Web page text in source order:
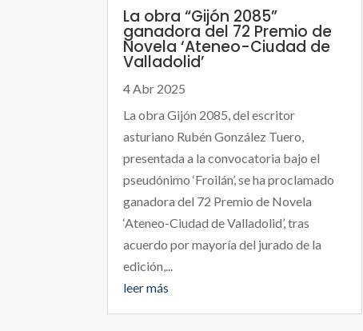
La obra “Gijón 2085”
ganadora del 72 Premio de
Novela ‘Ateneo-Ciudad de
Valladolid’
4 Abr 2025
La obra Gijón 2085, del escritor
asturiano Rubén González Tuero,
presentada a la convocatoria bajo el
pseudónimo ‘Froilán’, se ha proclamado
ganadora del 72 Premio de Novela
‘Ateneo-Ciudad de Valladolid’, tras
acuerdo por mayoría del jurado de la
edición,...
leer más